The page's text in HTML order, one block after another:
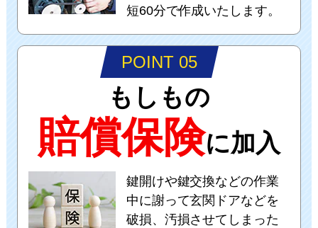
短60分で作成いたします。
POINT 05
もしもの
賠償保険に加入
鍵開けや鍵交換などの作業
中に謝って玄関ドアなどを
破損、汚損させてしまった